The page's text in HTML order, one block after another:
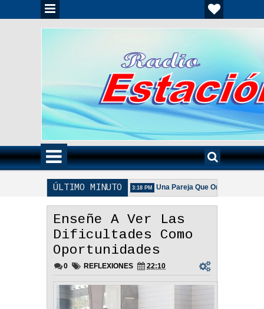
ÚLTIMO MINUTO
Es Importante - Reflexión 3:18 PM Una Pareja Que Ora Unida. -
Enseñe A Ver Las
Dificultades Como
Oportunidades
0 REFLEXIONES 22:10